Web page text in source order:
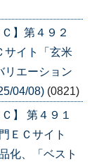
】第４９２
イト「玄米
エーション
04/08) (0821)
】 第４９１
ＥＣサイト
化、「ベスト